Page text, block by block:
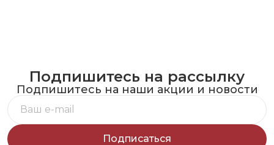
Подпишитесь на рассылку
Подпишитесь на наши акции и новости
Подписаться